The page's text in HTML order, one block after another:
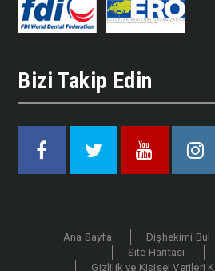
Bizi Takip Edin
Facebook Twitter Youtube Instagram
Ana Sayfa Dişhekimi Bul
Site Haritası
Gizlilik ve Kişisel Verileri